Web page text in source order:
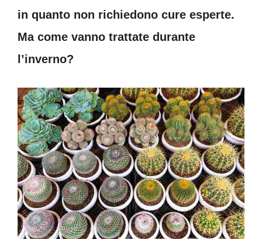
in quanto non richiedono cure esperte.
Ma come vanno trattate durante
l’inverno?